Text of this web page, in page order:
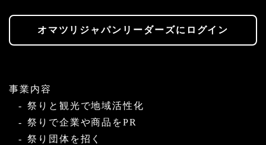
オマツリジャパンリーダーズにログイン
事業内容
祭りと観光で地域活性化
祭りで企業や商品をPR
祭り団体を招く